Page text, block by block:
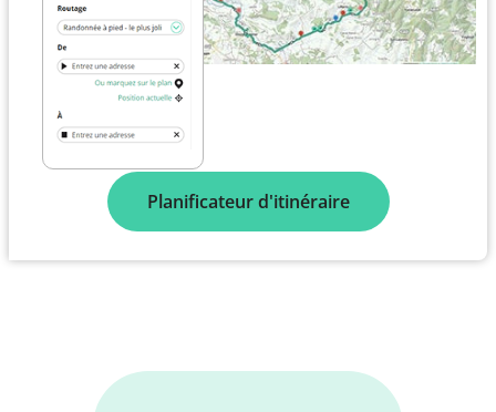
Planificateur d'itinéraire